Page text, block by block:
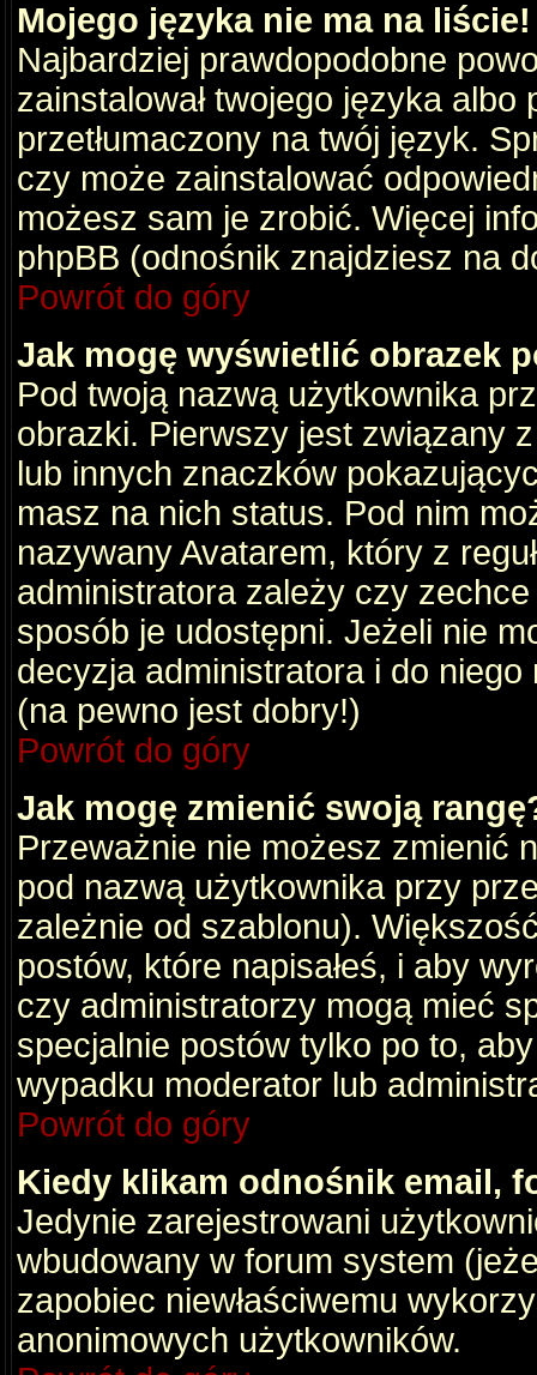
Mojego języka nie ma na liście!
Najbardziej prawdopodobne
zainstalował twojego języka albo
przetłumaczony na twój język.
czy może zainstalować
możesz sam je zrobić. Więcej
phpBB (odnośnik znajdziesz na
Powrót do góry
Jak mogę wyświetlić obrazek
Pod twoją nazwą użytkownika
obrazki. Pierwszy jest związany
lub innych znaczków
masz na nich status. Pod nim
nazywany Avatarem, który z
administratora zależy czy
sposób je udostępni. Jeżeli nie
decyzja administratora i do
(na pewno jest dobry!)
Powrót do góry
Jak mogę zmienić swoją
Przeważnie nie możesz zmienić
pod nazwą użytkownika przy
zależnie od szablonu).
postów, które napisałeś, i aby
czy administratorzy mogą mieć
specjalnie postów tylko po to,
wypadku moderator lub
Powrót do góry
Kiedy klikam odnośnik email,
Jedynie zarejestrowani
wbudowany w forum system
zapobiec niewłaściwemu
anonimowych użytkowników.